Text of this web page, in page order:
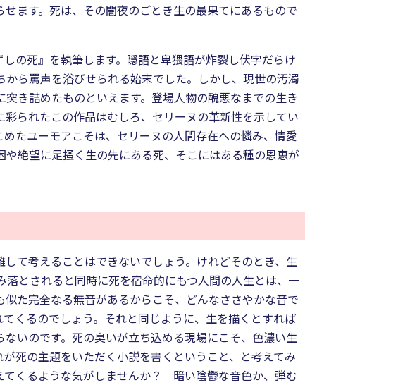
ます。死は、その闇夜のごとき生の最果てにあるもので
の死』を執筆します。隠語と卑猥語が炸裂し伏字だらけ
ら罵声を浴びせられる始末でした。しかし、現世の汚濁
き詰めたものといえます。登場人物の醜悪なまでの生き
られたこの作品はむしろ、セリーヌの革新性を示してい
たユーモアこそは、セリーヌの人間存在への憐み、情愛
絶望に足掻く生の先にある死、そこにはある種の恩恵が
て考えることはできないでしょう。けれどそのとき、生
落とされると同時に死を宿命的にもつ人間の人生とは、一
た完全なる無音があるからこそ、どんなささやかな音で
くるのでしょう。それと同じように、生を描くとすれば
いのです。死の臭いが立ち込める現場にこそ、色濃い生
死の主題をいただく小説を書くということ、と考えてみ
てくるような気がしませんか？ 暗い陰鬱な音色か、弾む